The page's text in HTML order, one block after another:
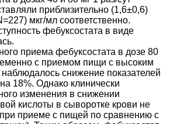
приблизительно (1,6±0,6)
мкг/мл соответственно.
фебуксостата в виде
приема фебуксостата в дозе 80
с приемом пищи с высоким
снижение показателей
18%. Однако клинически
изменения в снижении
кислоты в сыворотке крови не
приеме с пищей по сравнению с